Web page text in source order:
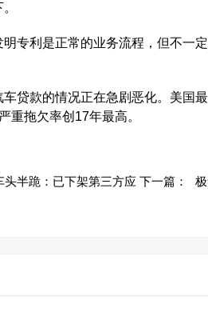
利是正常的业务流程，但不一
款的情况正在急剧恶化。美国
重拖欠率创17年最高。
半跪：已下架第三方应 下一篇：